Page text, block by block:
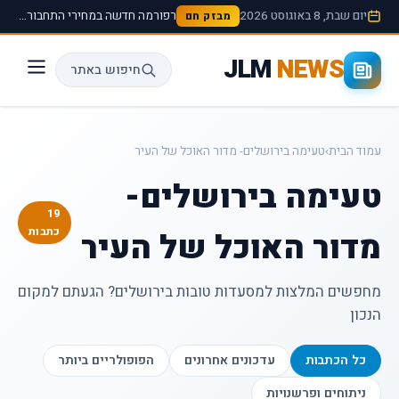
יום שבת, 8 באוגוסט 2026 מבזק חם רפורמה חדשה במחירי התחבורה הציבורית תיכנס לתוקף החל מהחודש הבא ›
JLMNEWS חיפוש באתר
עמוד הבית›טעימה בירושלים- מדור האוכל של העיר
טעימה בירושלים-
מדור האוכל של העיר
19
כתבות
מחפשים המלצות למסעדות טובות בירושלים? הגעתם למקום
הנכון
כל הכתבות עדכונים אחרונים
הפופולריים ביותר
ניתוחים ופרשנויות